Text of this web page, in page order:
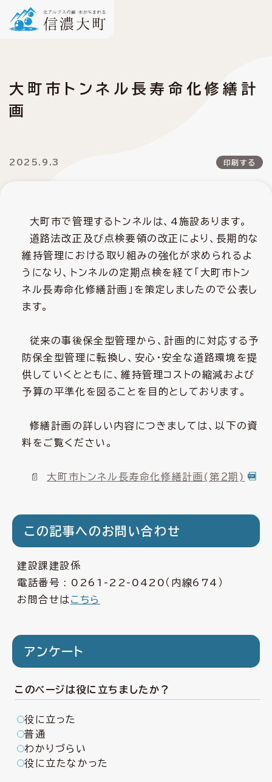
大町市トンネル長寿命化修繕計
画
2025.9.3 印刷する
大町市で管理するトンネルは、4施設あります。
道路法改正及び点検要領の改正により、長期的な
維持管理における取り組みの強化が求められるよ
うになり、トンネルの定期点検を経て「大町市トン
ネル長寿命化修繕計画」を策定しましたので公表し
ます。
従来の事後保全型管理から、計画的に対応する予
防保全型管理に転換し、安心・安全な道路環境を提
供していくとともに、維持管理コストの縮減および
予算の平準化を図ることを目的としております。
修繕計画の詳しい内容につきましては、以下の資
料をご覧ください。
大町市トンネル長寿命化修繕計画(第２期)
この記事へのお問い合わせ
建設課建設係
電話番号 : 0261-22-0420 （内線674）
お問合せはこちら
アンケート
このページは役に立ちましたか？
役に立った
普通
わかりづらい
役に立たなかった